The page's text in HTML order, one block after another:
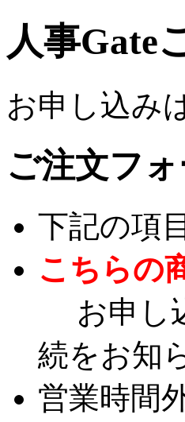
人事Gate
お申し込み
ご注文フ
下記の項
こちらの
お申し
続をお知
営業時間